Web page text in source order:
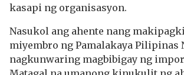
kasapi ng organisasyon.
Nasukol ang ahente nang
miyembro ng Pamalakaya Pilipinas
nagkunwaring magbibigay ng